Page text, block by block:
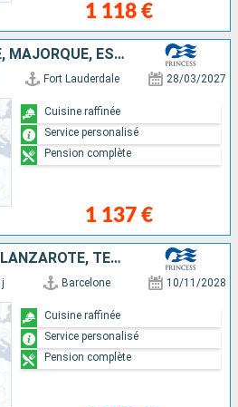
1 118 €
ÉTATS-UNIS, TENERIFE, MAJORQUE, ESPAGNE
Fort Lauderdale 28/03/2027
1 137 €
Cuisine raffinée
Service personalisé
Pension complète
ESPAGNE, GIBRALTAR, LANZAROTE, TENERIFE, PORTUGAL, ÉTATS-UNIS
Barcelone 10/11/2028
Cuisine raffinée
Service personalisé
Pension complète